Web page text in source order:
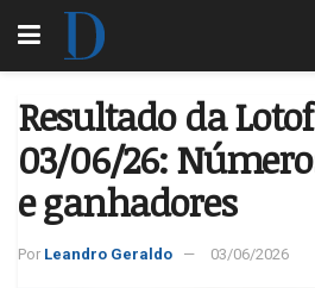
Resultado da
03/06/26:
e ganhadores
Por Leandro Geraldo 03/06/2026